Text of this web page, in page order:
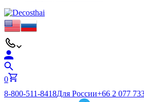
0
8-800-511-8418Для России+66 2 077